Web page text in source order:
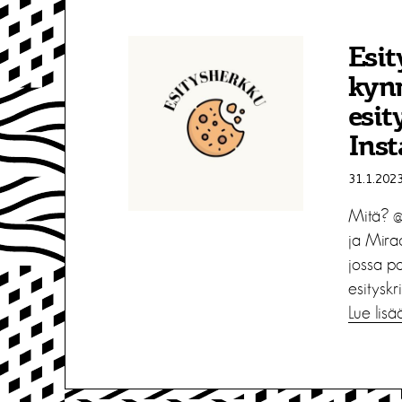
31.1.2023
Mitä?
ja
jossa
Lue